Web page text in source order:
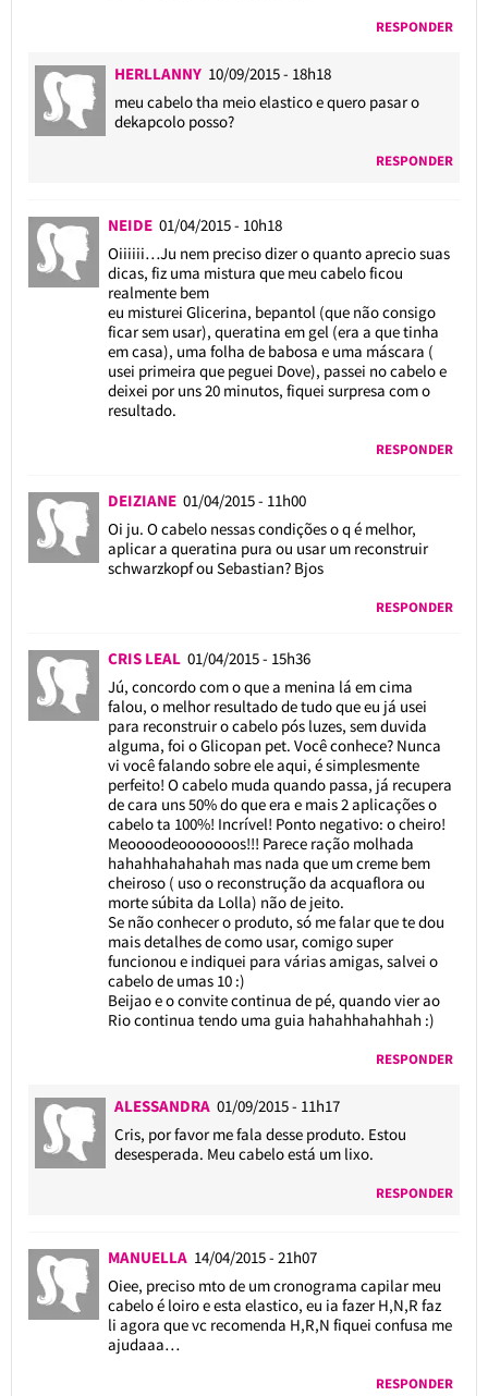
RESPONDER
HERLLANNY 10/09/2015 - 18h18
meu cabelo tha meio elastico e quero pasar o
dekapcolo posso?
RESPONDER
NEIDE 01/04/2015 - 10h18
Oiiiiii…Ju nem preciso dizer o quanto aprecio suas
dicas, fiz uma mistura que meu cabelo ficou
realmente bem
eu misturei Glicerina, bepantol (que não consigo
ficar sem usar), queratina em gel (era a que tinha
em casa), uma folha de babosa e uma máscara (
usei primeira que peguei Dove), passei no cabelo e
deixei por uns 20 minutos, fiquei surpresa com o
resultado.
RESPONDER
DEIZIANE 01/04/2015 - 11h00
Oi ju. O cabelo nessas condições o q é melhor,
aplicar a queratina pura ou usar um reconstruir
schwarzkopf ou Sebastian? Bjos
RESPONDER
CRIS LEAL 01/04/2015 - 15h36
Jú, concordo com o que a menina lá em cima
falou, o melhor resultado de tudo que eu já usei
para reconstruir o cabelo pós luzes, sem duvida
alguma, foi o Glicopan pet. Você conhece? Nunca
vi você falando sobre ele aqui, é simplesmente
perfeito! O cabelo muda quando passa, já recupera
de cara uns 50% do que era e mais 2 aplicações o
cabelo ta 100%! Incrível! Ponto negativo: o cheiro!
Meoooodeooooooos!!! Parece ração molhada
hahahhahahahah mas nada que um creme bem
cheiroso ( uso o reconstrução da acquaflora ou
morte súbita da Lolla) não de jeito.
Se não conhecer o produto, só me falar que te dou
mais detalhes de como usar, comigo super
funcionou e indiquei para várias amigas, salvei o
cabelo de umas 10 :)
Beijao e o convite continua de pé, quando vier ao
Rio continua tendo uma guia hahahhahahhah :)
RESPONDER
ALESSANDRA01/09/2015 - 11h17
Cris, por favor me fala desse produto. Estou
desesperada. Meu cabelo está um lixo.
RESPONDER
MANUELLA 14/04/2015 - 21h07
Oiee, preciso mto de um cronograma capilar meu
cabelo é loiro e esta elastico, eu ia fazer H,N,R faz
li agora que vc recomenda H,R,N fiquei confusa me
ajudaaa…
RESPONDER